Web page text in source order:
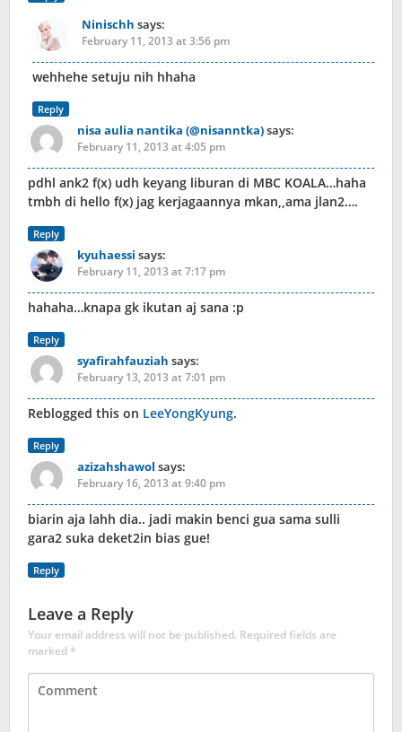
Ninischh says:
February 11, 2013 at 3:56 pm
wehhehe setuju nih hhaha
Reply
nisa aulia nantika (@nisanntka)says:
February 11, 2013 at 4:05 pm
pdhl ank2 f(x) udh keyang liburan di MBC KOALA…haha
tmbh di hello f(x) jag kerjagaannya mkan,,ama jlan2….
Reply
kyuhaessi says:
February 11, 2013 at 7:17 pm
hahaha…knapa gk ikutan aj sana :p
Reply
syafirahfauziah says:
February 13, 2013 at 7:01 pm
Reblogged this on LeeYongKyung.
Reply
azizahshawol says:
February 16, 2013 at 9:40 pm
biarin aja lahh dia.. jadi makin benci gua sama sulli
gara2 suka deket2in bias gue!
Reply
Leave a Reply
Your email address will not be published. Required fields are
marked*